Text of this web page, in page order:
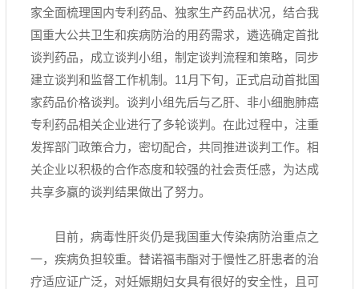
家全面梳理国内专利药品、独家生产药品状况，结合我
国重大公共卫生和疾病防治的用药需求，遴选确定首批
谈判药品，成立谈判小组，制定谈判流程和策略，同步
建立谈判和监督工作机制。11月下旬，正式启动首批国
家药品价格谈判。谈判小组先后与乙肝、非小细胞肺癌
专利药品相关企业进行了多轮谈判。在此过程中，注重
发挥部门政策合力，密切配合，共同推进谈判工作。相
关企业以积极的合作态度和较强的社会责任感，为达成
共享多赢的谈判结果做出了努力。
目前，病毒性肝炎仍是我国重大传染病防治重点之
一，疾病负担较重。替诺福韦酯对于慢性乙肝患者的治
疗适应证广泛，对妊娠期妇女具有很好的安全性，且可